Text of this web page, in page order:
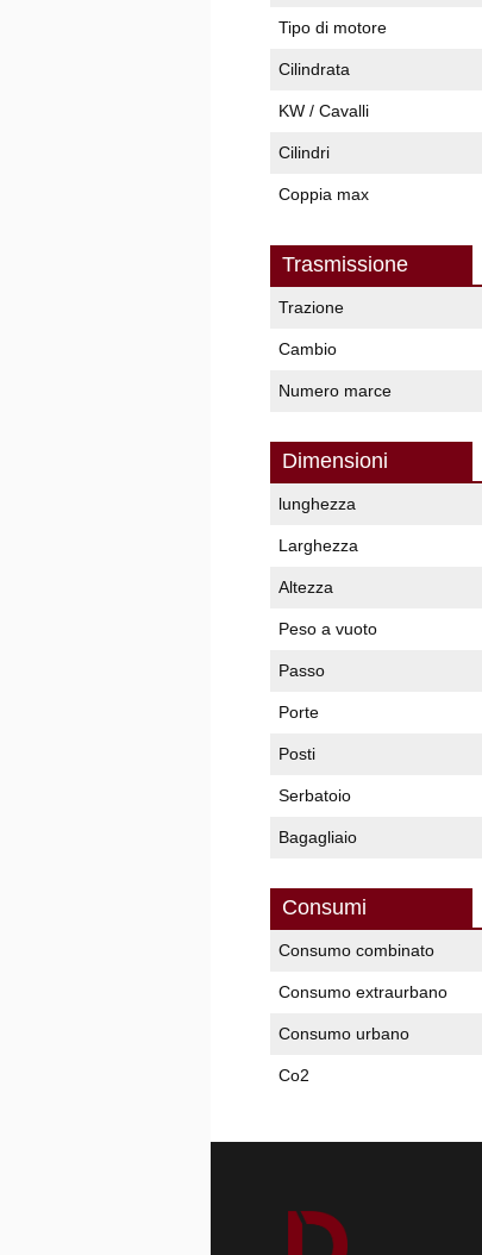
Tipo di motore
Cilindrata
KW / Cavalli
Cilindri
Coppia max
Trasmissione
Trazione
Cambio
Numero marce
Dimensioni
lunghezza
Larghezza
Altezza
Peso a vuoto
Passo
Porte
Posti
Serbatoio
Bagagliaio
Consumi
Consumo combinato
Consumo extraurbano
Consumo urbano
Co2